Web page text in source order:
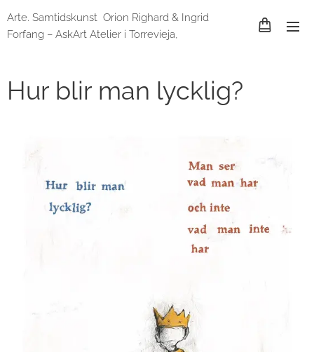
Arte. Samtidskunst Orion Righard & Ingrid
Forfang – AskArt Atelier i Torrevieja,
Hur blir man lycklig?